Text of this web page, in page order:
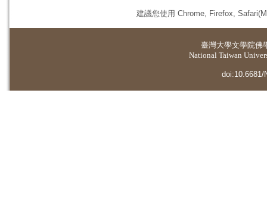
建議您使用 Chrome, Firefox,
臺灣大學文學院佛
National Taiwan
doi:10.6681/